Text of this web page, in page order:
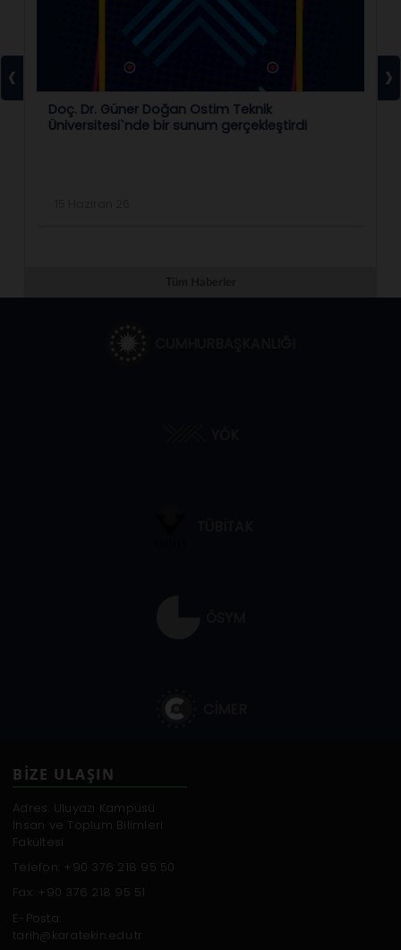
Doç. Dr. Güner Doğan Ostim Teknik
Üniversitesi`nde bir sunum gerçekleştirdi
‹ ›
BİZE ULAŞIN
Adres: Uluyazı Kampüsü
İnsan ve Toplum Bilimleri
Fakültesi
Telefon: +90 376 218 95 50
Fax: +90 376 218 95 51
E-Posta:
tarih@karatekin.edu.tr